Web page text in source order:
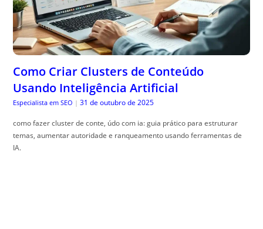
Como Criar Clusters de Conteúdo
Usando Inteligência Artificial
Especialista em SEO | 31 de outubro de 2025
como fazer cluster de conte, údo com ia: guia prático para estruturar
temas, aumentar autoridade e ranqueamento usando ferramentas de
IA.